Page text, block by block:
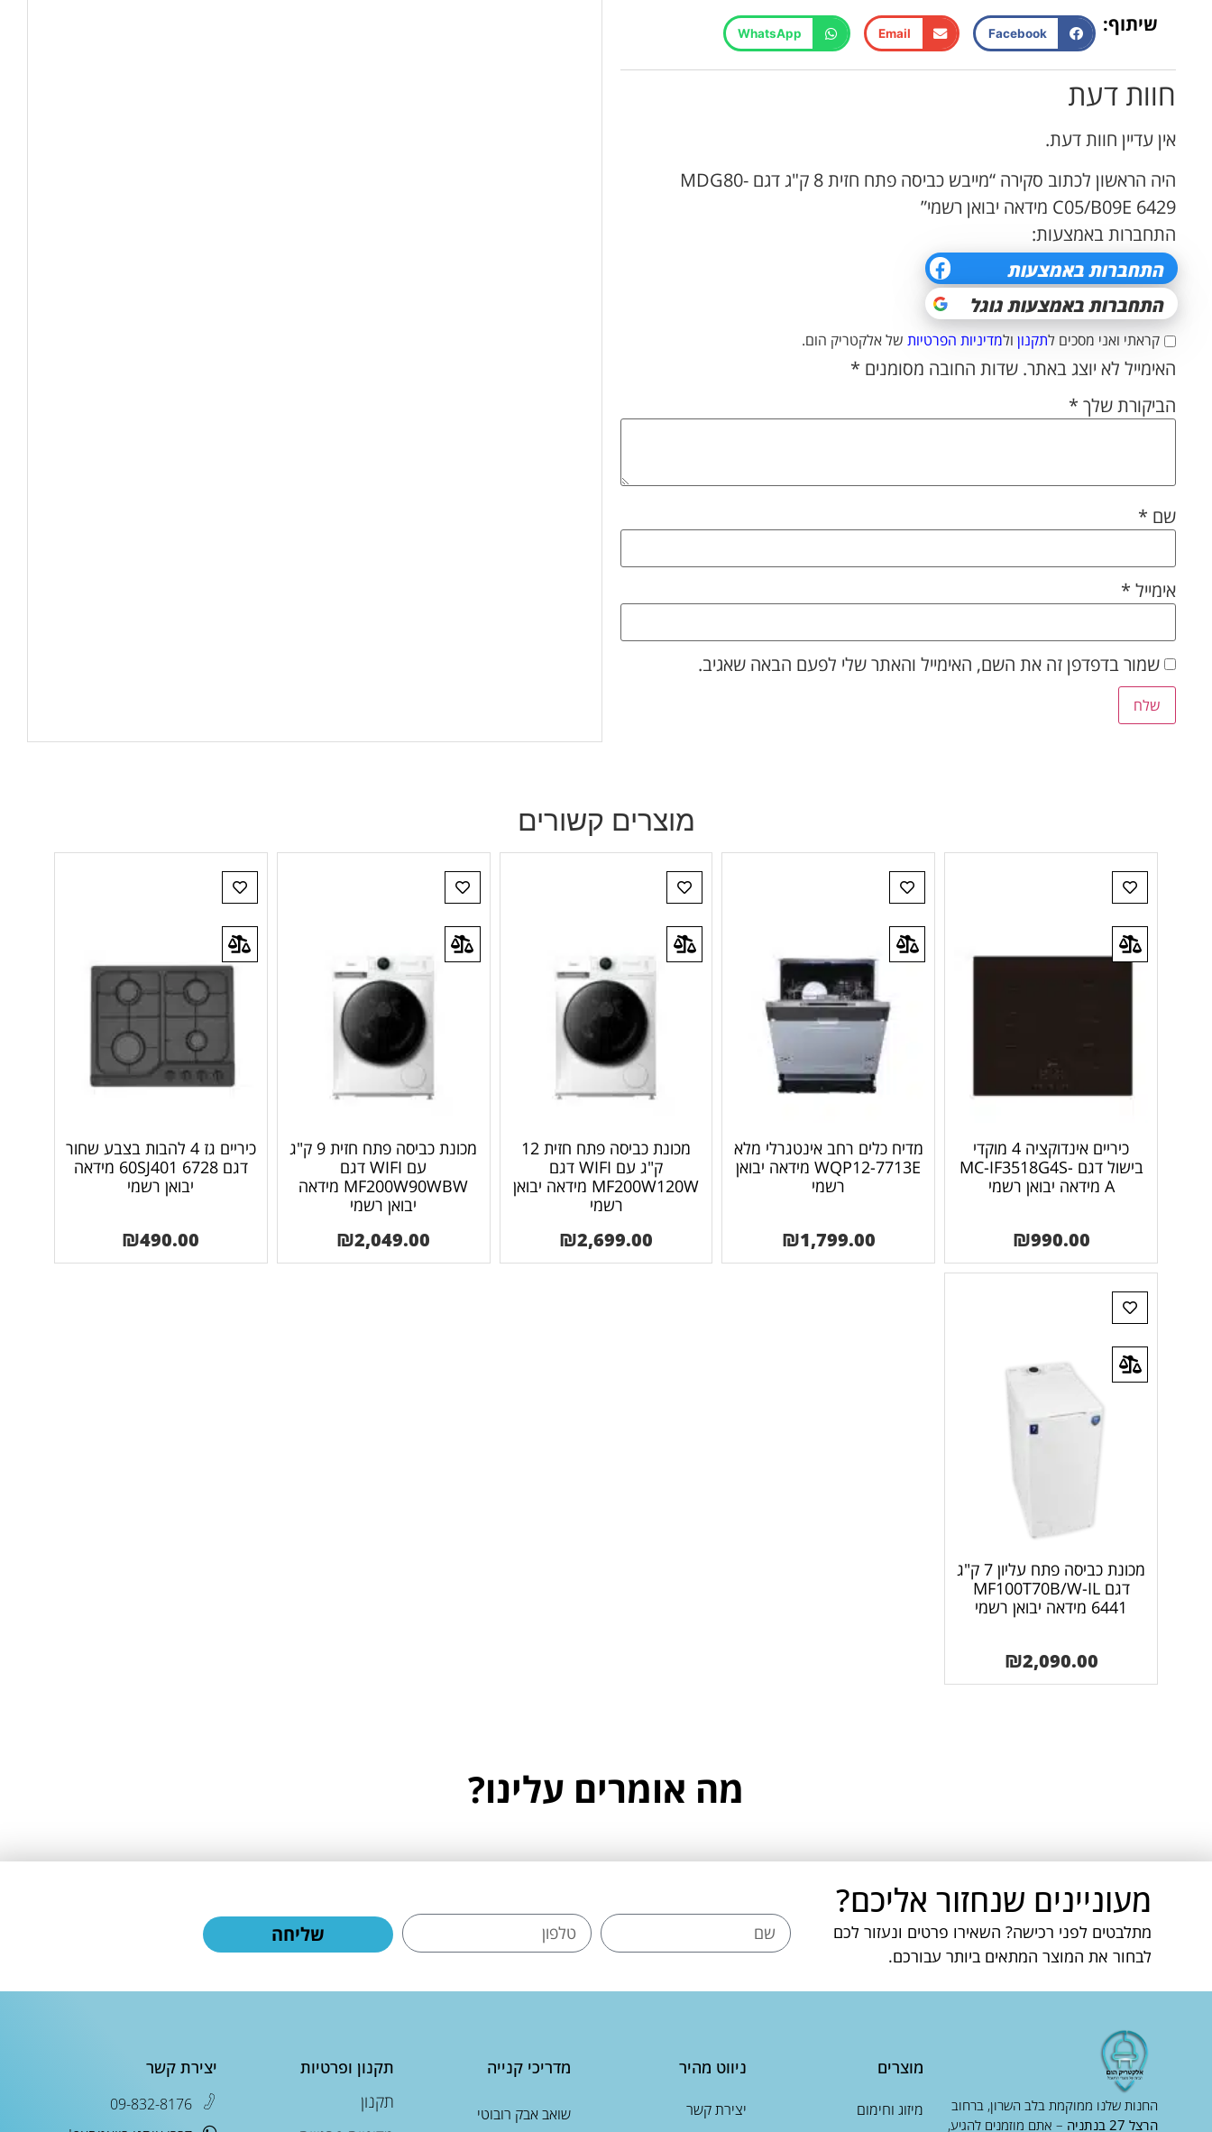
שיתוף:
Facebook
Email
WhatsApp
חוות דעת
אין עדיין חוות דעת.
היה הראשון לכתוב סקירה “מייבש כביסה פתח חזית 8 ק"ג דגם MDG80-
C05/B09E 6429 מידאה יבואן רשמי”
התחברות באמצעות:
קראתי ואני מסכים לתקנון ולמדיניות הפרטיות של אלקטריק הום.
האימייל לא יוצג באתר. שדות החובה מסומנים *
הביקורת שלך *
שם *
אימייל *
שמור בדפדפן זה את השם, האימייל והאתר שלי לפעם הבאה שאגיב.
מוצרים קשורים
כיריים אינדוקציה 4 מוקדי
בישול דגם MC-IF3518G4S-
A מידאה יבואן רשמי
₪990.00
מדיח כלים רחב אינטגרלי מלא
WQP12-7713E מידאה יבואן
רשמי
₪1,799.00
מכונת כביסה פתח חזית 12
ק"ג עם WIFI דגם
MF200W120W מידאה יבואן
רשמי
₪2,699.00
מכונת כביסה פתח חזית 9 ק"ג
עם WIFI דגם
MF200W90WBW מידאה
יבואן רשמי
₪2,049.00
כיריים גז 4 להבות בצבע שחור
דגם 6728 60SJ401 מידאה
יבואן רשמי
₪490.00
מכונת כביסה פתח עליון 7 ק"ג
דגם MF100T70B/W-IL
6441 מידאה יבואן רשמי
₪2,090.00
מה אומרים עלינו?
מעוניינים שנחזור אליכם?
מתלבטים לפני רכישה? השאירו פרטים ונעזור לכם
לבחור את המוצר המתאים ביותר עבורכם.
שליחה
החנות שלנו ממוקמת בלב השרון, ברחוב
הרצל 27 בנתניה
– אתם מוזמנים להגיע,
מוצרים
מיזוג וחימום
ניווט מהיר
יצירת קשר
מדריכי קנייה
שואב אבק רובוטי
תקנון ופרטיות
תקנון
יצירת קשר
09-832-8176